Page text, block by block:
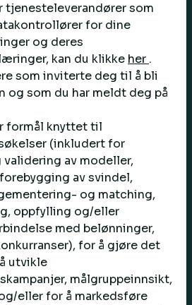
tjenesteleverandører som
for dine
og deres
kan du klikke her .
som inviterte deg til å bli
og som du har meldt deg på
formål knyttet til
(inkludert for
av modeller,
av svindel,
og matching,
oppfylling og/eller
med belønninger,
for å gjøre det
utvikle
målgruppeinnsikt,
eller for å markedsføre